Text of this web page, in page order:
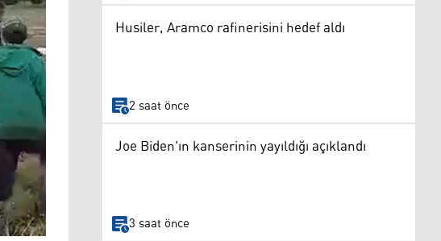
Husiler, Aramco rafinerisini hedef aldı
2 saat önce
Joe Biden'ın kanserinin yayıldığı açıklandı
3 saat önce